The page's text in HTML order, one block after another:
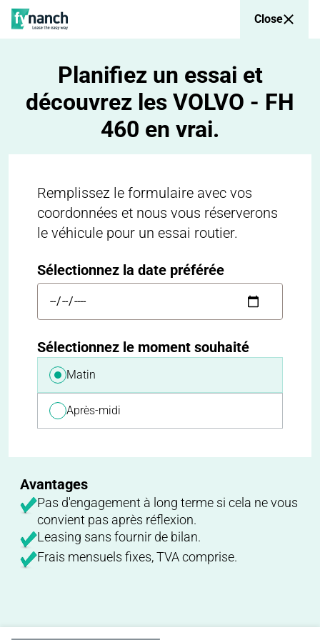
Close
Planifiez un essai et
découvrez les VOLVO - FH
460 en vrai.
Remplissez le formulaire avec vos
coordonnées et nous vous réserverons
le véhicule pour un essai routier.
Sélectionnez la date préférée
Sélectionnez le moment souhaité
Matin
Après-midi
Avantages
Pas d'engagement à long terme si cela ne vous
convient pas après réflexion.
Leasing sans fournir de bilan.
Frais mensuels fixes, TVA comprise.